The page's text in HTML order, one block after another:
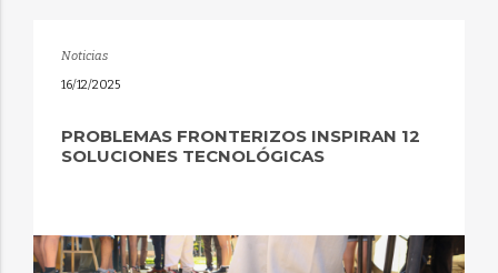
Noticias
16/12/2025
PROBLEMAS FRONTERIZOS INSPIRAN 12
SOLUCIONES TECNOLÓGICAS